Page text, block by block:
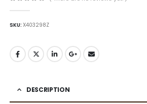
SKU:X403298Z
DESCRIPTION